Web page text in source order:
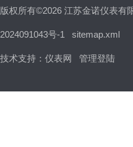
版权所有©2026 江苏金诺仪表有
2024091043号-1 sitemap.xml
技术支持： 仪表网 管理登陆